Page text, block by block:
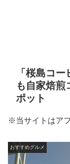
「桜島コ
も自家焙煎
ポット
※当サイトはア
おすすめグルメ